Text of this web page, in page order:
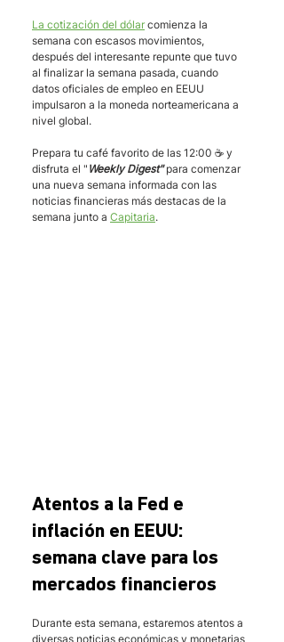
La cotización del dólar comienza la
semana con escasos movimientos,
después del interesante repunte que tuvo
al finalizar la semana pasada, cuando
datos oficiales de empleo en EEUU
impulsaron a la moneda norteamericana a
nivel global.
Prepara tu café favorito de las 12:00 ☕️ y
disfruta el " Weekly Digest" para comenzar
una nueva semana informada con las
noticias financieras más destacas de la
semana junto a Capitaria.
Atentos a la Fed e
inflación en EEUU:
semana clave para los
mercados financieros
Durante esta semana, estaremos atentos a
diversas noticias económicas y monetarias